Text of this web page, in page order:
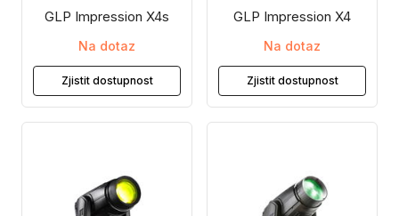
GLP Impression X4s
Na dotaz
Zjistit dostupnost
GLP Impression X4
Na dotaz
Zjistit dostupnost